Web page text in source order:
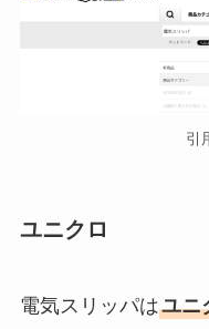
引
ユニクロ
電気スリッパはユニ